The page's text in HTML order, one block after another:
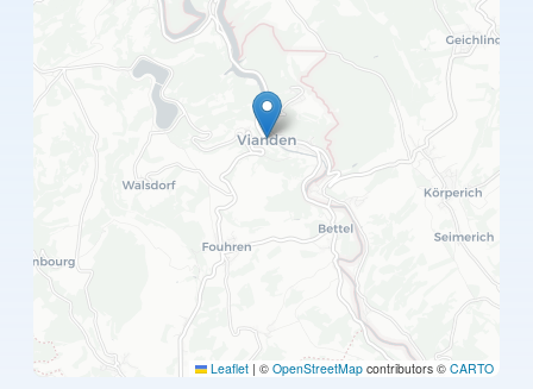
Leaflet | © OpenStreetMap contributors © CARTO